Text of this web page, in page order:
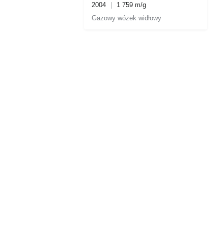
Gazowy wózek widłowy
2004 1 759 m/g